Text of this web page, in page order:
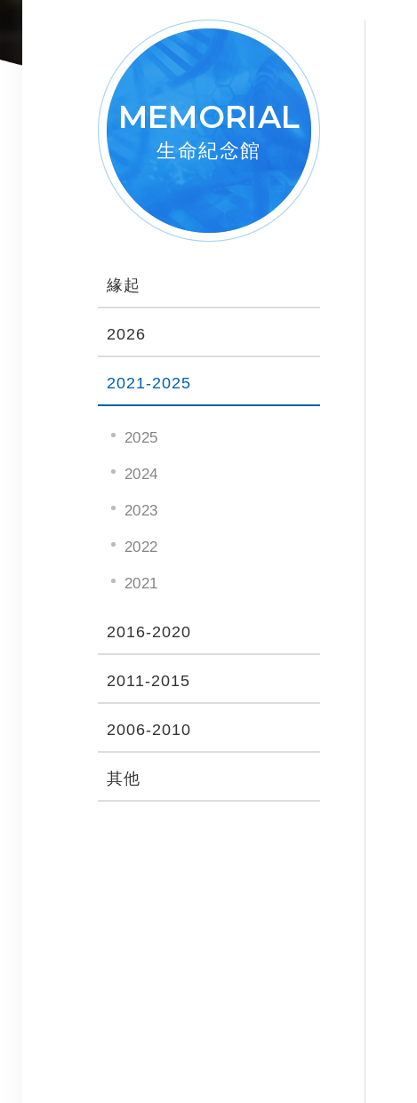
MEMORIAL
生命紀念館
緣起
2026
2021-2025
2025
2024
2023
2022
2021
2016-2020
2011-2015
2006-2010
其他